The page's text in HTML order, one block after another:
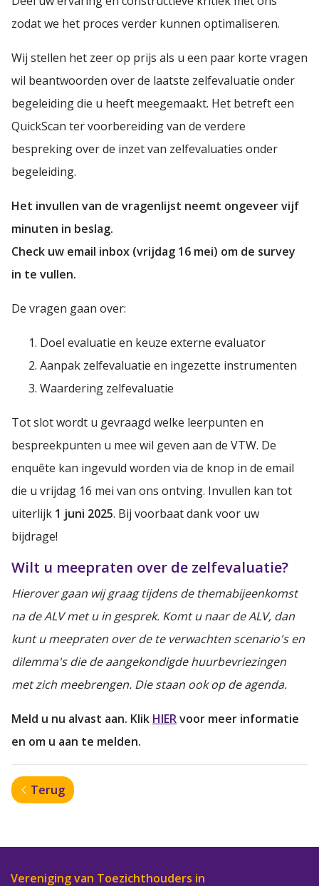
zodat we het proces verder kunnen optimaliseren.
Wij stellen het zeer op prijs als u een paar korte vragen
wil beantwoorden over de laatste zelfevaluatie onder
begeleiding die u heeft meegemaakt. Het betreft een
QuickScan ter voorbereiding van de verdere
bespreking over de inzet van zelfevaluaties onder
begeleiding.
Het invullen van de vragenlijst neemt ongeveer vijf
minuten in beslag.
Check uw email inbox (vrijdag 16 mei) om de survey
in te vullen.
De vragen gaan over:
Doel evaluatie en keuze externe evaluator
Aanpak zelfevaluatie en ingezette instrumenten
Waardering zelfevaluatie
Tot slot wordt u gevraagd welke leerpunten en
bespreekpunten u mee wil geven aan de VTW. De
enquête kan ingevuld worden via de knop in de email
die u vrijdag 16 mei van ons ontving. Invullen kan tot
uiterlijk 1 juni 2025. Bij voorbaat dank voor uw
bijdrage!
Wilt u meepraten over de zelfevaluatie?
Hierover gaan wij graag tijdens de themabijeenkomst
na de ALV met u in gesprek. Komt u naar de ALV, dan
kunt u meepraten over de te verwachten scenario's en
dilemma's die de aangekondigde huurbevriezingen
met zich meebrengen. Die staan ook op de agenda.
Meld u nu alvast aan. Klik HIERvoor meer informatie
en om u aan te melden.
Terug
Vereniging van Toezichthouders in